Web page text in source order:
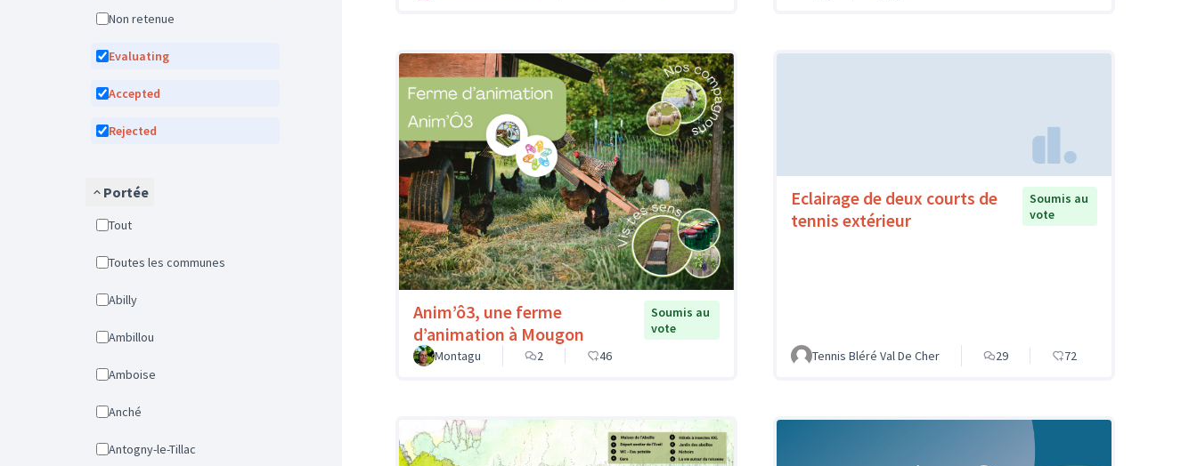
Non retenue
Evaluating
Accepted
Rejected
Portée
Tout
Toutes les communes
Abilly
Ambillou
Amboise
Anché
Antogny-le-Tillac
Anim’ô3, une ferme
d’animation à Mougon
Soumis au
vote
Montagu
2 46
Eclairage de deux courts de
tennis extérieur
Soumis au
vote
Tennis Bléré Val De Cher 29 72